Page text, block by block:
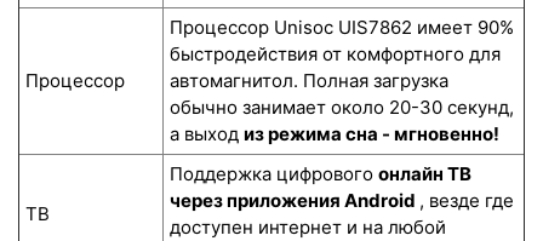
Процессор
Процессор Unisoc UIS7862 имеет 90%
быстродействия от комфортного для
автомагнитол. Полная загрузка
обычно занимает около 20-30 секунд,
а выход из режима сна - мгновенно!
ТВ
Поддержка цифрового онлайн ТВ
через приложения Android , везде где
доступен интернет и на любой